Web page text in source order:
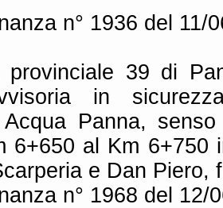
n° 1936 del 11/
provinciale 39 di
in
Acqua Panna,
6+650 al Km 6+750
e Dan Piero,
n° 1968 del 12/